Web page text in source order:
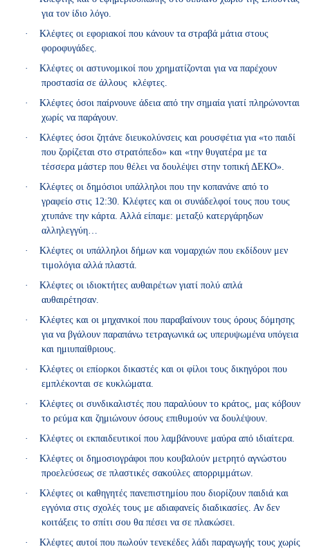
για τον ίδιο λόγο.
·
Κλέφτες οι εφοριακοί που κάνουν τα στραβά μάτια στους
φοροφυγάδες.
·
Κλέφτες οι αστυνομικοί που χρηματίζονται για να παρέχουν
προστασία σε άλλους κλέφτες.
·
Κλέφτες όσοι παίρνουνε άδεια από την σημαία γιατί πληρώνονται
χωρίς να παράγουν.
·
Kλέφτες όσοι ζητάνε διευκολύνσεις και ρουσφέτια για «το παιδί
που ζορίζεται στο στρατόπεδο» και «την θυγατέρα με τα
τέσσερα μάστερ που θέλει να δουλέψει στην τοπική ΔΕΚΟ».
·
Κλέφτες οι δημόσιοι υπάλληλοι που την κοπανάνε από το
γραφείο στις 12:30. Κλέφτες και οι συνάδελφοί τους που τους
χτυπάνε την κάρτα. Αλλά είπαμε: μεταξύ κατεργάρηδων
αλληλεγγύη…
·
Κλέφτες οι υπάλληλοι δήμων και νομαρχιών που εκδίδουν μεν
τιμολόγια αλλά πλαστά.
·
Kλέφτες οι ιδιοκτήτες αυθαιρέτων γιατί πολύ απλά
αυθαιρέτησαν.
·
Κλέφτες και οι μηχανικοί που παραβαίνουν τους όρους δόμησης
για να βγάλουν παραπάνω τετραγωνικά ως υπερυψωμένα υπόγεια
και ημιυπαίθριους.
·
Κλέφτες οι επίορκοι δικαστές και οι φίλοι τους δικηγόροι που
εμπλέκονται σε κυκλώματα.
·
Κλέφτες οι συνδικαλιστές που παραλύουν το κράτος, μας κόβουν
το ρεύμα και ζημιώνουν όσους επιθυμούν να δουλέψουν.
·
Kλέφτες οι εκπαιδευτικοί που λαμβάνουνε μαύρα από ιδιαίτερα.
·
Κλέφτες οι δημοσιογράφοι που κουβαλούν μετρητό αγνώστου
προελεύσεως σε πλαστικές σακούλες απορριμμάτων.
·
Κλέφτες οι καθηγητές πανεπιστημίου που διορίζουν παιδιά και
εγγόνια στις σχολές τους με αδιαφανείς διαδικασίες. Αν δεν
κοιτάξεις το σπίτι σου θα πέσει να σε πλακώσει.
·
Κλέφτες αυτοί που πωλούν τενεκέδες λάδι παραγωγής τους χωρίς